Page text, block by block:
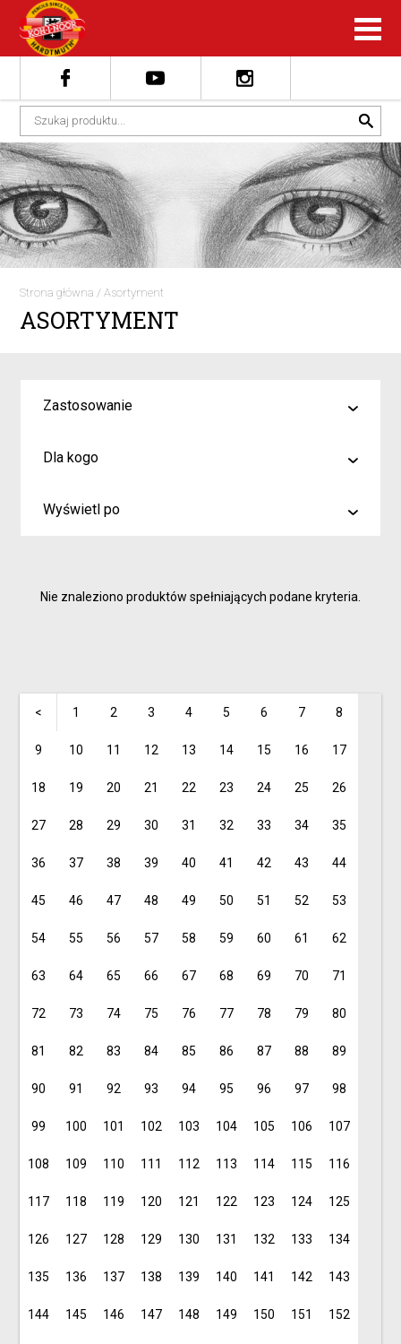
Strona główna /Asortyment
ASORTYMENT
Zastosowanie
malowanie
kreślenie
Dla kogo
Artyści i profesjonaliści
Inspiracje dla rodziców i dzieci
Wyświetl po
Nie znaleziono produktów spełniających podane kryteria.
< 1 2 3 4 5 6 7 8
9 10 11 12 13 14 15 16 17
18 19 20 21 22 23 24 25 26
27 28 29 30 31 32 33 34 35
36 37 38 39 40 41 42 43 44
45 46 47 48 49 50 51 52 53
54 55 56 57 58 59 60 61 62
63 64 65 66 67 68 69 70 71
72 73 74 75 76 77 78 79 80
81 82 83 84 85 86 87 88 89
90 91 92 93 94 95 96 97 98
99 100 101 102 103 104 105 106 107
108 109 110 111 112 113 114 115 116
117 118 119 120 121 122 123 124 125
126 127 128 129 130 131 132 133 134
135 136 137 138 139 140 141 142 143
144 145 146 147 148 149 150 151 152